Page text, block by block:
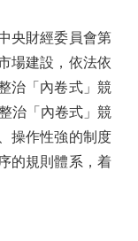
央財經委員會第
場建設，依法依
治「內卷式」競
治「內卷式」競
操作性強的制度
的規則體系，着